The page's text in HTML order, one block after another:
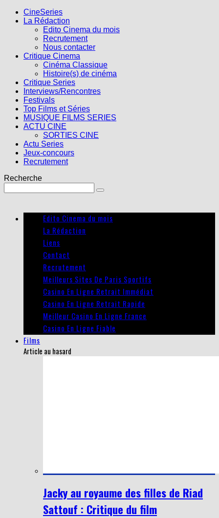
CineSeries
La Rédaction
Edito Cinema du mois
Recrutement
Nous contacter
Critique Cinema
Cinéma Classique
Histoire(s) de cinéma
Critique Series
Interviews/Rencontres
Festivals
Top Films et Séries
MUSIQUE FILMS SERIES
ACTU CINE
SORTIES CINE
Actu Series
Jeux-concours
Recrutement
Recherche
Edito Cinema du mois
La Rédaction
Liens
Contact
Recrutement
Meilleurs Sites De Paris Sportifs
Casino En Ligne Retrait Immédiat
Casino En Ligne Retrait Rapide
Meilleur Casino En Ligne France
Casino En Ligne Fiable
Films
Article au hasard
Jacky au royaume des filles de Riad
Sattouf : Critique du film